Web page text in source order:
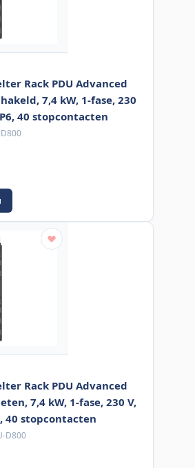
Rack PDU Advanced
7,4 kW, 1-fase, 230
40 stopcontacten
D800
Rack PDU Advanced
7,4 kW, 1-fase, 230 V,
40 stopcontacten
D800